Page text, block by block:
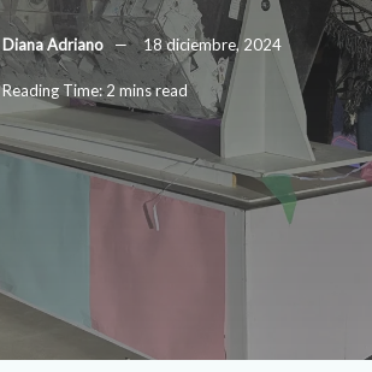
Diana Adriano 18 diciembre, 2024
Reading Time: 2 mins read